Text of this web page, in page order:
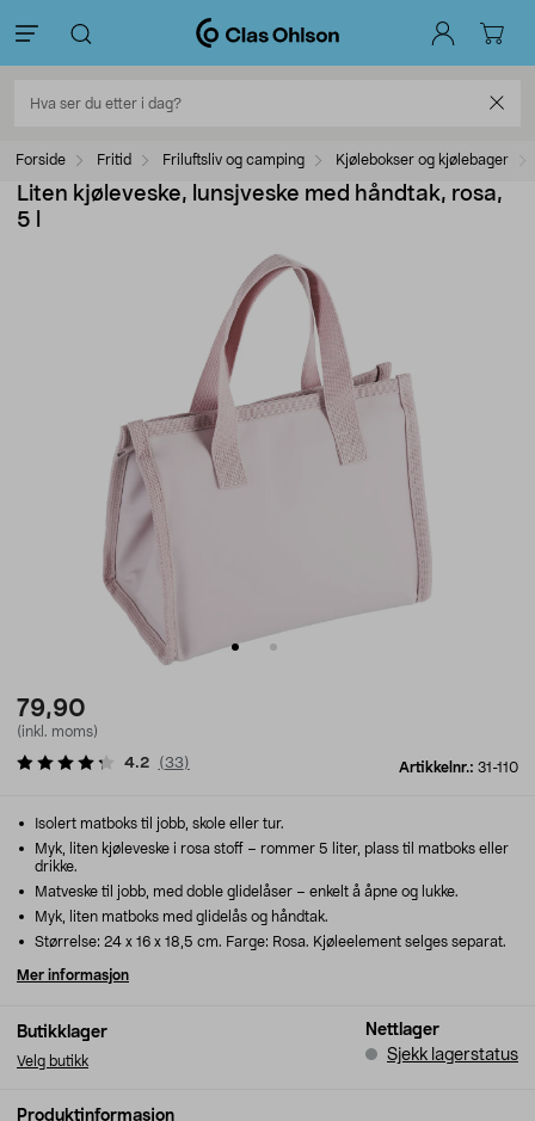
Forside Fritid Friluftsliv og camping Kjølebokser og kjølebager
Liten kjøleveske, lunsjveske med håndtak, rosa,
5 l
79,90
(inkl. moms)
Artikkelnr.: 31-110
4.2 (33)
Butikklager
Velg butikk
Nettlager
Sjekk lagerstatus
Isolert matboks til jobb, skole eller tur.
Myk, liten kjøleveske i rosa stoff – rommer 5 liter, plass til matboks eller
drikke.
Matveske til jobb, med doble glidelåser – enkelt å åpne og lukke.
Myk, liten matboks med glidelås og håndtak.
Størrelse: 24 x 16 x 18,5 cm. Farge: Rosa. Kjøleelement selges separat.
Mer informasjon
Produktinformasjon